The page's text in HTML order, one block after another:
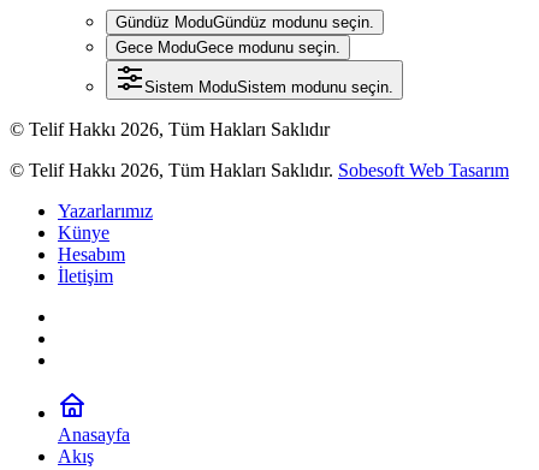
Gündüz ModuGündüz modunu seçin.
Gece ModuGece modunu seçin.
Sistem ModuSistem modunu seçin.
© Telif Hakkı 2026, Tüm Hakları Saklıdır
© Telif Hakkı 2026, Tüm Hakları Saklıdır. Sobesoft Web Tasarım
Yazarlarımız
Künye
Hesabım
İletişim
Anasayfa
Akış